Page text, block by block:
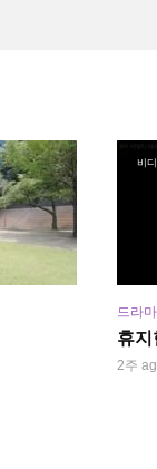
비
드라마
휴지
2주